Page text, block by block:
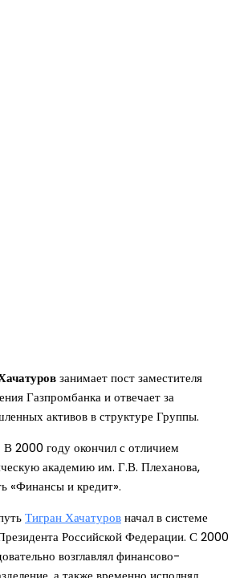
занимает пост заместителя
Газпромбанка и отвечает за
активов в структуре Группы.
В 2000 году окончил с отличием
академию им. Г.В. Плеханова,
«Финансы и кредит».
Тигран Хачатуровначал в системе
Российской Федерации. С 2000
возглавлял финансово-